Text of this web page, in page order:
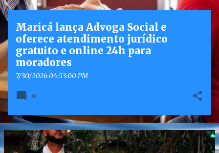
g
e
s
Maricá lança Advoga Social e
oferece atendimento jurídico
gratuito e online 24h para
moradores
7/30/2026 04:53:00 PM
0